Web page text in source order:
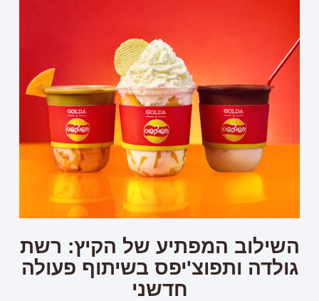
השילוב המפתיע של הקיץ: רשת
גולדה ותפוצ'יפס בשיתוף פעולה
חדשני